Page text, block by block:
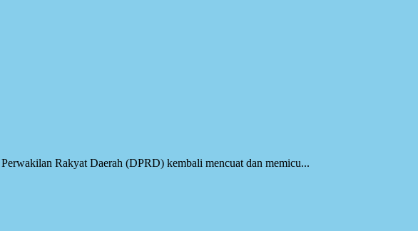
Dewan Perwakilan Rakyat Daerah (DPRD) kembali mencuat dan memicu...